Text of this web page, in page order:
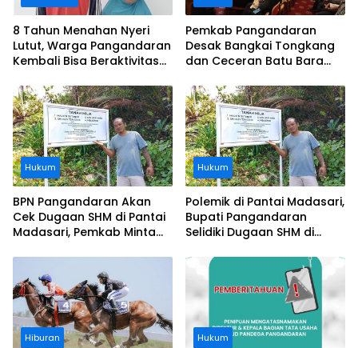
8 Tahun Menahan Nyeri
Lutut, Warga Pangandaran
Kembali Bisa Beraktivitas
Ditanggung BPJS
Pemkab Pangandaran
Desak Bangkai Tongkang
dan Ceceran Batu Bara
Buruknya Koordinasi
Perusahaan
Hukum
BPN Pangandaran Akan
Cek Dugaan SHM di Pantai
Madasari, Pemkab Minta
Hukum
Polemik di Pantai Madasari,
Bupati Pangandaran
Selidiki Dugaan SHM di
Pantai
Hiburan Hukum